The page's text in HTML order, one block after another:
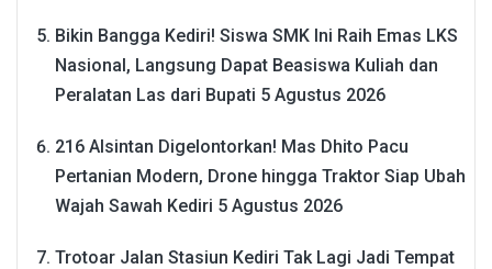
Bikin Bangga Kediri! Siswa SMK Ini Raih Emas LKS
Nasional, Langsung Dapat Beasiswa Kuliah dan
Peralatan Las dari Bupati 5 Agustus 2026
216 Alsintan Digelontorkan! Mas Dhito Pacu
Pertanian Modern, Drone hingga Traktor Siap Ubah
Wajah Sawah Kediri 5 Agustus 2026
Trotoar Jalan Stasiun Kediri Tak Lagi Jadi Tempat